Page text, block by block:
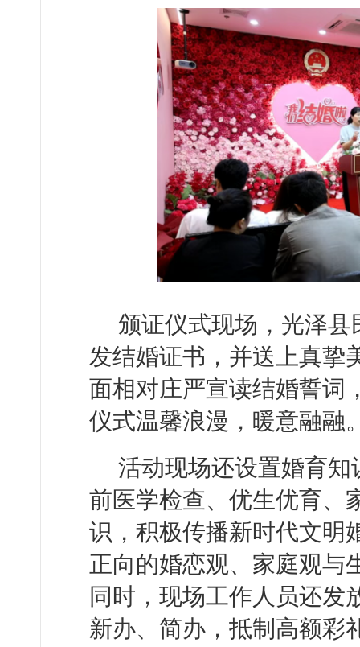
颁证仪式现场，光泽
发结婚证书，并送上真挚
面相对庄严宣读结婚誓词
仪式温馨浪漫，暖意融融
活动现场还设置婚育
前医学检查、优生优育、
识，积极传播新时代文明
正向的婚恋观、家庭观与
同时，现场工作人员还发
新办、简办，抵制高额彩